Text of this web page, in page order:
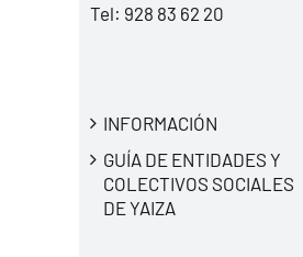
Tel: 928 83 62 20
INFORMACIÓN
GUÍA DE ENTIDADES Y
COLECTIVOS SOCIALES
DE YAIZA